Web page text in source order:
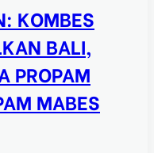
KOMBES
BALI,
PROPAM
MABES